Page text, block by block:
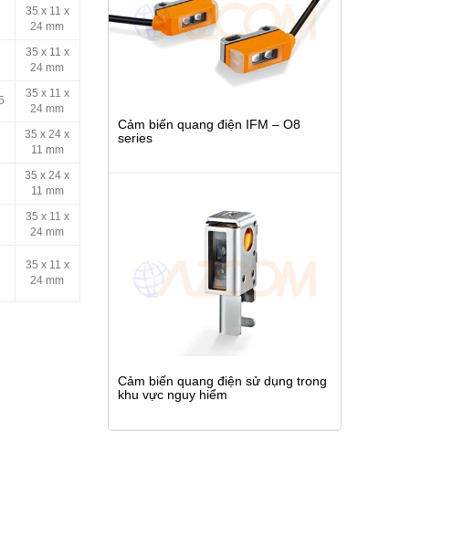
35 x 11 x
24 mm
35 x 11 x
24 mm
35 x 11 x
24 mm
35 x 24 x
11 mm
35 x 24 x
11 mm
35 x 11 x
24 mm
35 x 11 x
24 mm
Cảm biến quang điện IFM – O8
series
Cảm biến quang điện sử dụng trong
khu vực nguy hiểm